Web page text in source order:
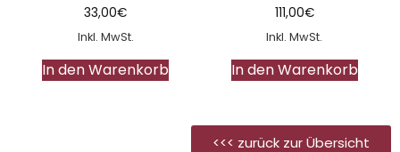
33,00€
Inkl. MwSt.
In den Warenkorb
111,00€
Inkl. MwSt.
In den Warenkorb
<<< zurück zur Übersicht